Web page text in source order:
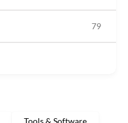
79
Tools & Software